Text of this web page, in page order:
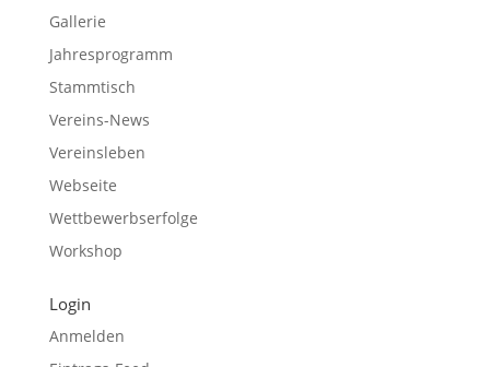
Gallerie
Jahresprogramm
Stammtisch
Vereins-News
Vereinsleben
Webseite
Wettbewerbserfolge
Workshop
Login
Anmelden